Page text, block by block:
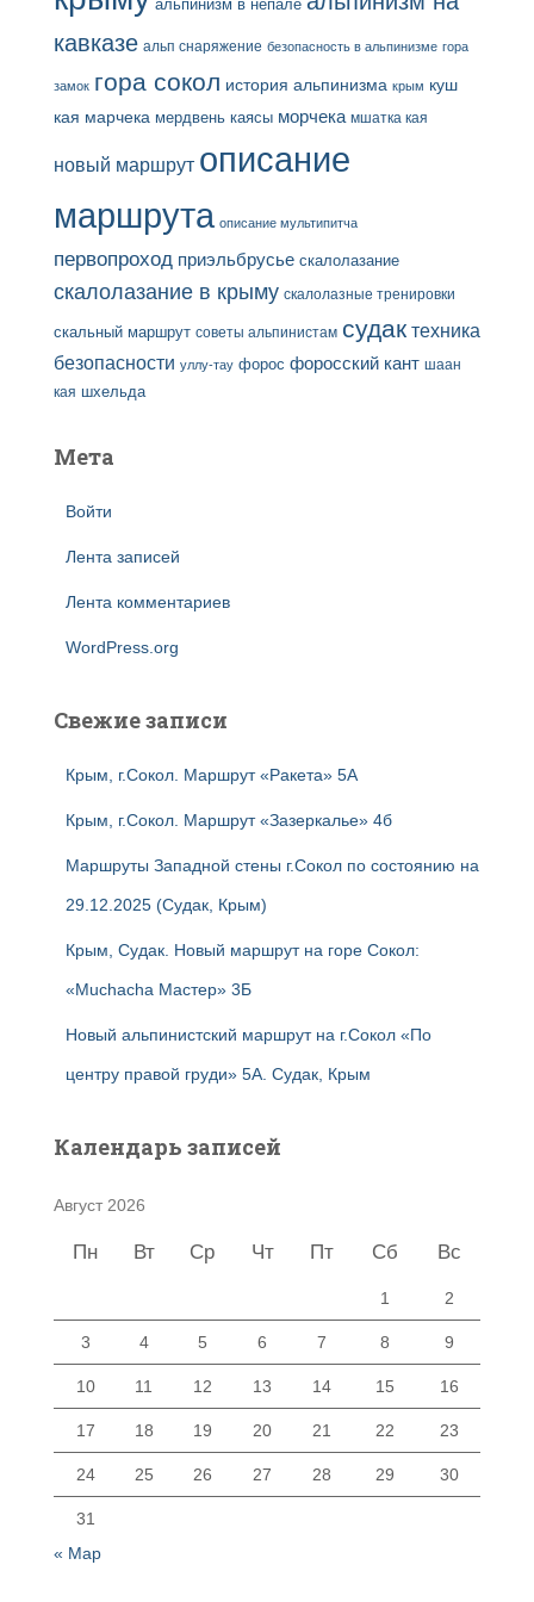
альпинизм в непале
кавказе альп снаряжение безопасность в альпинизме гора
замок гора сокол история альпинизма крым куш
кая марчека мердвень каясы морчека мшатка кая
новый маршрут описание
маршрута описание мультипитча
первопроход приэльбрусье скалолазание
скалолазание в крыму скалолазные тренировки
скальный маршрут советы альпинистам судак техника
безопасности уллу-тау форос форосский кант шаан
кая шхельда
Мета
Войти
Лента записей
Лента комментариев
WordPress.org
Свежие записи
Крым, г.Сокол. Маршрут «Ракета» 5А
Крым, г.Сокол. Маршрут «Зазеркалье» 4б
Маршруты Западной стены г.Сокол по состоянию на
29.12.2025 (Судак, Крым)
Крым, Судак. Новый маршрут на горе Сокол:
«Muchacha Мастер» 3Б
Новый альпинистский маршрут на г.Сокол «По
центру правой груди» 5А. Судак, Крым
Календарь записей
Август 2026
Пн Вт Ср Чт Пт Сб Вс
1 2
3 4 5 6 7 8 9
10 11 12 13 14 15 16
17 18 19 20 21 22 23
24 25 26 27 28 29 30
31
« Мар